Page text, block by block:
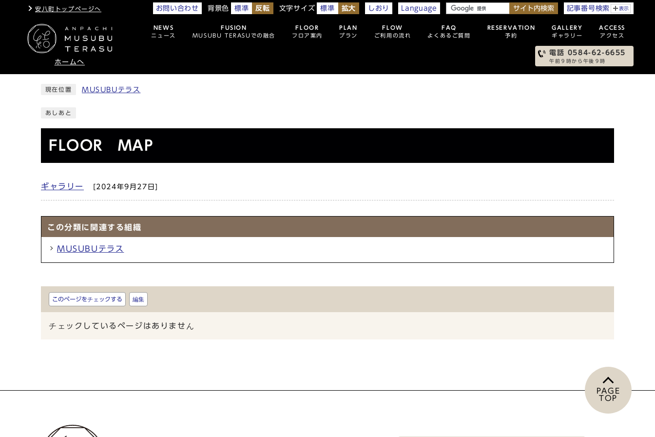
安八町トップページへ お問い合わせ 背景色 標準 反転 文字サイズ 標準 拡大 しおり Language サイト内検索 記事番号検索 表示
ホームへ
NEWS
ニュース
FUSION
MUSUBU TERASUでの融合
FLOOR
フロア案内
PLAN
プラン
FLOW
ご利用の流れ
FAQ
よくあるご質問
RESERVATION
予約
GALLERY
ギャラリー
ACCESS
アクセス
電話 0584-62-6655
午前９時から午後９時
現在位置 MUSUBUテラス
あしあと
FLOOR MAP
ギャラリー [2024年9月27日]
この分類に関連する組織
MUSUBUテラス
しおり
このページをチェックする 編集
チェックしているページはありません
PAGE
TOP